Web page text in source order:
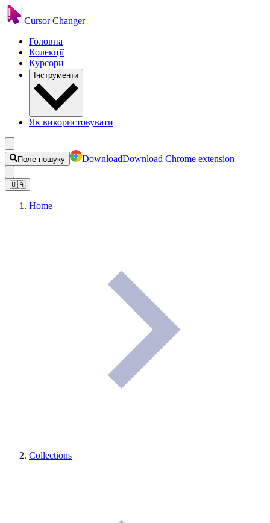
Cursor Changer
Головна
Колекції
Курсори
Інструменти
Як використовувати
Поле пошуку DownloadDownload Chrome extension
🇺🇦
Home
Collections